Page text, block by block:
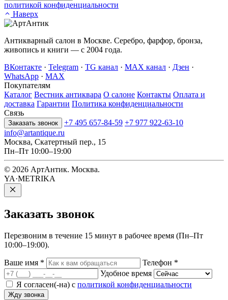
политикой конфиденциальности
Наверх
Антикварный салон в Москве. Серебро, фарфор, бронза,
живопись и книги — с 2004 года.
ВКонтакте · Telegram · TG канал · MAX канал · Дзен ·
WhatsApp · MAX
Покупателям
Каталог Вестник антиквара О салоне Контакты Оплата и
доставка Гарантии Политика конфиденциальности
Связь
Заказать звонок +7 495 657-84-59 +7 977 922-63-10
info@artantique.ru
Москва, Скатертный пер., 15
Пн–Пт 10:00–19:00
© 2026 АртАнтик. Москва.
YA·METRIKA
Заказать звонок
Перезвоним в течение 15 минут в рабочее время (Пн–Пт
10:00–19:00).
Ваше имя * Телефон *
Удобное время
Я согласен(-на) с политикой конфиденциальности
Жду звонка